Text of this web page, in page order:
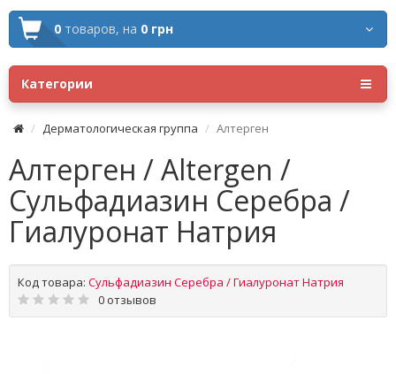
0 товаров, на 0 грн
Категории
Дерматологическая группа Алтерген
Алтерген / Altergen /
Сульфадиазин Серебра /
Гиалуронат Натрия
Код товара: Сульфадиазин Серебра / Гиалуронат Натрия
0 отзывов